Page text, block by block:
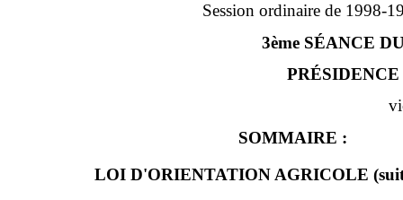
Session ordinaire de 1998-
3ème SÉANCE
SOMMAIRE :
LOI D'ORIENTATION AGRICOLE